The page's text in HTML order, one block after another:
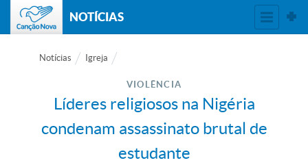
NOTÍCIAS
Notícias Igreja
VIOLÊNCIA
Líderes religiosos na Nigéria
condenam assassinato brutal de
estudante